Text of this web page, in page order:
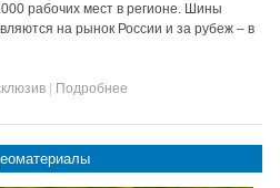
рабочих мест в регионе. Шины
на рынок России и за рубеж – в
Подробнее